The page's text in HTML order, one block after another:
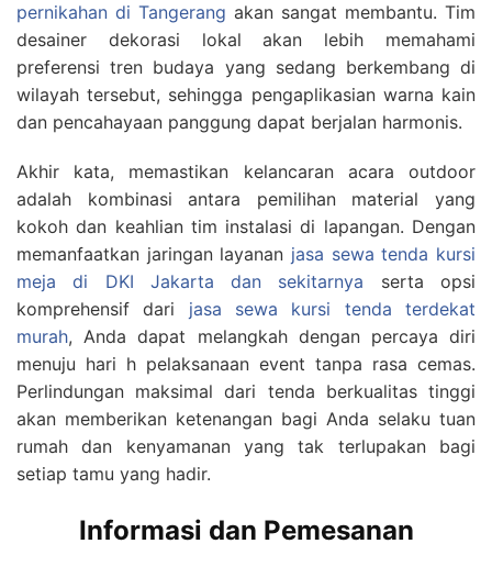
pernikahan di Tangerang akan sangat membantu. Tim
desainer dekorasi lokal akan lebih memahami
preferensi tren budaya yang sedang berkembang di
wilayah tersebut, sehingga pengaplikasian warna kain
dan pencahayaan panggung dapat berjalan harmonis.
Akhir kata, memastikan kelancaran acara outdoor
adalah kombinasi antara pemilihan material yang
kokoh dan keahlian tim instalasi di lapangan. Dengan
memanfaatkan jaringan layanan jasa sewa tenda kursi
meja di DKI Jakarta dan sekitarnya serta opsi
komprehensif dari jasa sewa kursi tenda terdekat
murah, Anda dapat melangkah dengan percaya diri
menuju hari h pelaksanaan event tanpa rasa cemas.
Perlindungan maksimal dari tenda berkualitas tinggi
akan memberikan ketenangan bagi Anda selaku tuan
rumah dan kenyamanan yang tak terlupakan bagi
setiap tamu yang hadir.
Informasi dan Pemesanan